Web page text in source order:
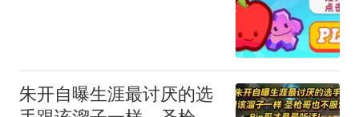
朱开自曝生涯最讨厌的选